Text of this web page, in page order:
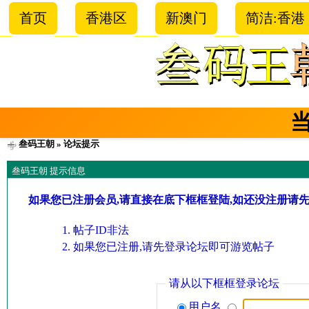
首页 香港区 新澳门 简洁:香港
叁码王朝 » 论坛提示
叁码王朝 提示信息
如果您已注册会员,请直接在底下框框登陆,如还没注册请
帖子ID非法
如果您已注册,请先登录论坛即可游览帖子
请从以下框框登录论坛
用户名